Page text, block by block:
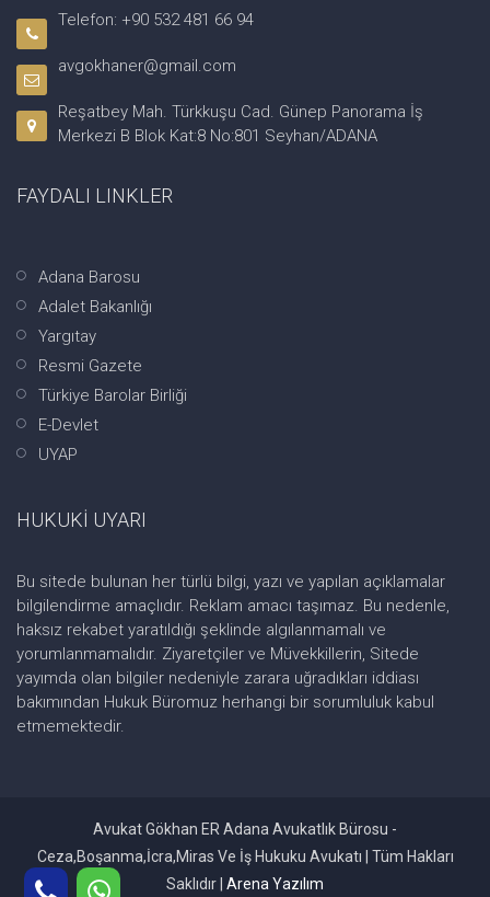
Telefon: +90 532 481 66 94
avgokhaner@gmail.com
Reşatbey Mah. Türkkuşu Cad. Günep Panorama İş
Merkezi B Blok Kat:8 No:801 Seyhan/ADANA
FAYDALI LINKLER
Adana Barosu
Adalet Bakanlığı
Yargıtay
Resmi Gazete
Türkiye Barolar Birliği
E-Devlet
UYAP
HUKUKİ UYARI
Bu sitede bulunan her türlü bilgi, yazı ve yapılan açıklamalar
bilgilendirme amaçlıdır. Reklam amacı taşımaz. Bu nedenle,
haksız rekabet yaratıldığı şeklinde algılanmamalı ve
yorumlanmamalıdır. Ziyaretçiler ve Müvekkillerin, Sitede
yayımda olan bilgiler nedeniyle zarara uğradıkları iddiası
bakımından Hukuk Büromuz herhangi bir sorumluluk kabul
etmemektedir.
Avukat Gökhan ER Adana Avukatlık Bürosu -
Ceza,Boşanma,İcra,Miras Ve İş Hukuku Avukatı | Tüm Hakları
Saklıdır | Arena Yazılım